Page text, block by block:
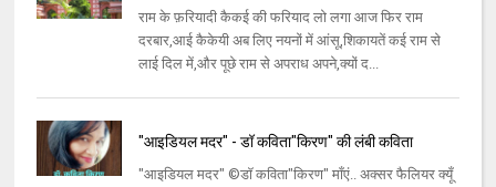
राम के फ़रियादी कैकई की फरियाद लो लगा आज फिर राम
दरबार,आई कैकेयी अब लिए नयनों में आंसू,शिकायतें कई राम से
लाई दिल में,और पूछे राम से अपराध अपने,क्यों द...
"आइडियल मदर" - डॉ कविता"किरण" की लंबी कविता
"आइडियल मदर" ©डॉ कविता"किरण" माँएं.. अक्सर फैलियर क्यूँ